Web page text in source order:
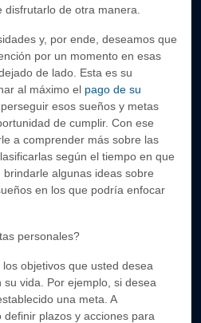
de otra manera.
y, por ende, deseamos que
por un momento en esas
de lado. Esta es su
al máximo el pago de su
esos sueños y metas
de cumplir. Con ese
a comprender más sobre las
según el tiempo en que
algunas ideas sobre
en los que podría enfocar
personales?
objetivos que usted desea
vida. Por ejemplo, si desea
una meta. A
plazos y acciones para